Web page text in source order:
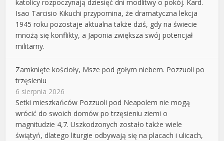
katolicy rozpoczynają dziesięć dni modlitwy o pokój. Kard.
Isao Tarcisio Kikuchi przypomina, że dramatyczna lekcja
1945 roku pozostaje aktualna także dziś, gdy na świecie
mnożą się konflikty, a Japonia zwiększa swój potencjał
militarny.
Zamknięte kościoły, Msze pod gołym niebem. Pozzuoli po
trzęsieniu
6 sierpnia 2026
Setki mieszkańców Pozzuoli pod Neapolem nie mogą
wrócić do swoich domów po trzęsieniu ziemi o
magnitudzie 4,7. Uszkodzonych zostało także wiele
świątyń, dlatego liturgie odbywają się na placach i ulicach,